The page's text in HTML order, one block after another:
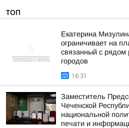
ТОП
Екатерина
ограничивает на
связанный с рядом
городов
16:31
Заместитель
Чеченской
национальной
печати и